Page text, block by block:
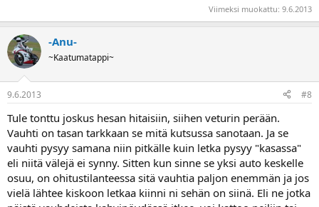
Viimeksi muokattu: 9.6.2013
-Anu-
~Kaatumatappi~
9.6.2013 #8
Tule tonttu joskus hesan hitaisiin, siihen veturin perään.
Vauhti on tasan tarkkaan se mitä kutsussa sanotaan. Ja se
vauhti pysyy samana niin pitkälle kuin letka pysyy "kasassa"
eli niitä välejä ei synny. Sitten kun sinne se yksi auto keskelle
osuu, on ohitustilanteessa sitä vauhtia paljon enemmän ja jos
vielä lähtee kiskoon letkaa kiinni ni sehän on siinä. Eli ne jotka